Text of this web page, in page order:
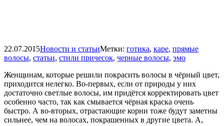
22.07.2015Новости и статьиМетки: готика, каре, прямые
волосы, статьи, стили причесок, черные волосы, эмо
Женщинам, которые решили покрасить волосы в чёрный цвет,
приходится нелегко. Во-первых, если от природы у них
достаточно светлые волосы, им придётся корректировать цвет
особенно часто, так как смывается чёрная краска очень
быстро. А во-вторых, отрастающие корни тоже будут заметны
сильнее, чем на волосах, покрашенных в другие цвета. А,